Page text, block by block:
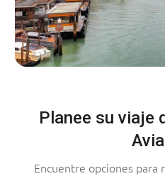
Planee su viaje
Encuentre opciones para